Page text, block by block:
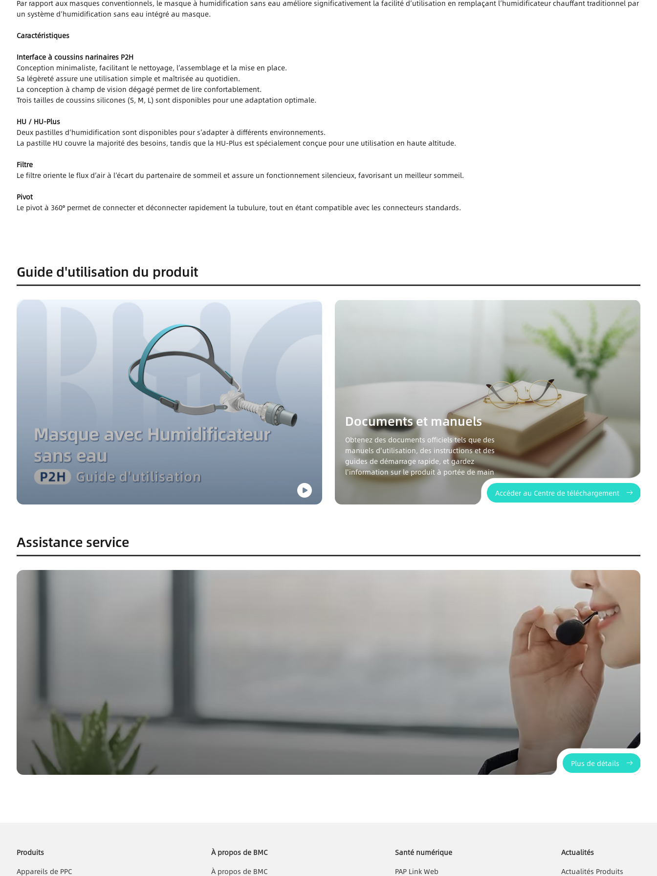
Par rapport aux masques conventionnels, le masque à humidification sans eau améliore significativement la facilité d’utilisation en remplaçant l’humidificateur chauffant traditionnel par
un système d’humidification sans eau intégré au masque.
Caractéristiques
Interface à coussins narinaires P2H
Conception minimaliste, facilitant le nettoyage, l’assemblage et la mise en place.
Sa légèreté assure une utilisation simple et maîtrisée au quotidien.
La conception à champ de vision dégagé permet de lire confortablement.
Trois tailles de coussins silicones (S, M, L) sont disponibles pour une adaptation optimale.
HU / HU-Plus
Deux pastilles d’humidification sont disponibles pour s’adapter à différents environnements.
La pastille HU couvre la majorité des besoins, tandis que la HU-Plus est spécialement conçue pour une utilisation en haute altitude.
Filtre
Le filtre oriente le flux d’air à l’écart du partenaire de sommeil et assure un fonctionnement silencieux, favorisant un meilleur sommeil.
Pivot
Le pivot à 360° permet de connecter et déconnecter rapidement la tubulure, tout en étant compatible avec les connecteurs standards.
Guide d'utilisation du produit
Documents et manuels
Obtenez des documents officiels tels que des
manuels d'utilisation, des instructions et des
guides de démarrage rapide, et gardez
l'information sur le produit à portée de main
Accéder au Centre de téléchargement
Assistance service
Plus de détails
Produits
Appareils de PPC
À propos de BMC
À propos de BMC
Santé numérique
PAP Link Web
Actualités
Actualités Produits